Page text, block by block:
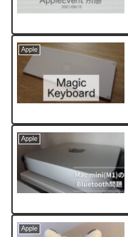
Apple
Apple
Apple